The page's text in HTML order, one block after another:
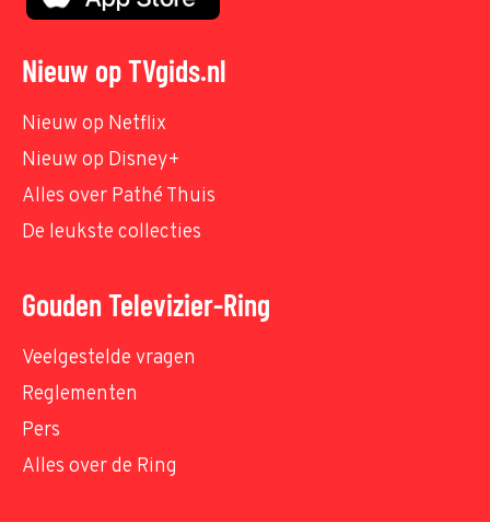
Nieuw op TVgids.nl
Nieuw op Netflix
Nieuw op Disney+
Alles over Pathé Thuis
De leukste collecties
Gouden Televizier-Ring
Veelgestelde vragen
Reglementen
Pers
Alles over de Ring